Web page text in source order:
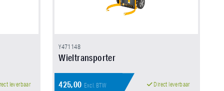
leverbaar
Y471148
Wieltransporter
425,00 Excl. BTW Direct leverbaar